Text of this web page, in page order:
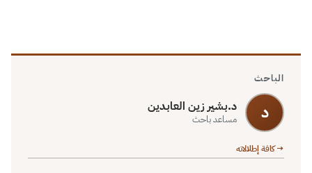
الباحث
د د.بشير زين العابدين
مساعد باحث
→ كافة إطلالاته